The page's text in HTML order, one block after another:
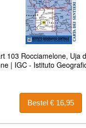
103 Rocciamelone, Uja
| IGC - Istituto
Bestel € 16,95